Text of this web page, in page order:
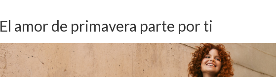
El amor de primavera parte por ti